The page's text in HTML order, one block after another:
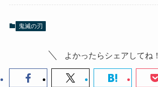
鬼滅の刃
よかったらシェアしてね！